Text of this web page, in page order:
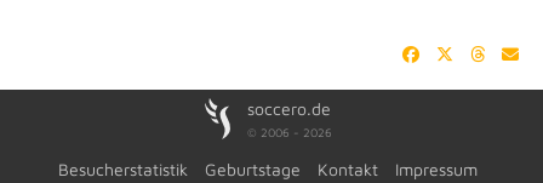
soccero.de
© 2006 - 2026
Besucherstatistik Geburtstage Kontakt
Impressum